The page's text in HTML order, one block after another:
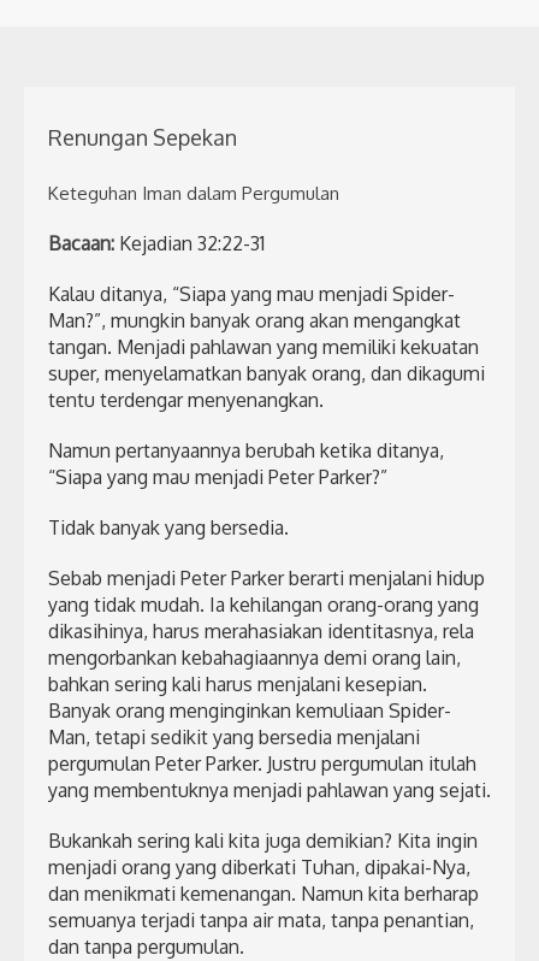
Renungan Sepekan
Keteguhan Iman dalam Pergumulan
Bacaan: Kejadian 32:22-31
Kalau ditanya, “Siapa yang mau menjadi Spider-
Man?”, mungkin banyak orang akan mengangkat
tangan. Menjadi pahlawan yang memiliki kekuatan
super, menyelamatkan banyak orang, dan dikagumi
tentu terdengar menyenangkan.
Namun pertanyaannya berubah ketika ditanya,
“Siapa yang mau menjadi Peter Parker?”
Tidak banyak yang bersedia.
Sebab menjadi Peter Parker berarti menjalani hidup
yang tidak mudah. Ia kehilangan orang-orang yang
dikasihinya, harus merahasiakan identitasnya, rela
mengorbankan kebahagiaannya demi orang lain,
bahkan sering kali harus menjalani kesepian.
Banyak orang menginginkan kemuliaan Spider-
Man, tetapi sedikit yang bersedia menjalani
pergumulan Peter Parker. Justru pergumulan itulah
yang membentuknya menjadi pahlawan yang sejati.
Bukankah sering kali kita juga demikian? Kita ingin
menjadi orang yang diberkati Tuhan, dipakai-Nya,
dan menikmati kemenangan. Namun kita berharap
semuanya terjadi tanpa air mata, tanpa penantian,
dan tanpa pergumulan.